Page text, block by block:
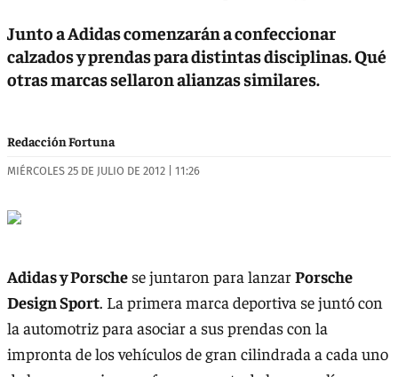
Junto a Adidas comenzarán a confeccionar
calzados y prendas para distintas disciplinas. Qué
otras marcas sellaron alianzas similares.
Redacción Fortuna
MIÉRCOLES 25 DE JULIO DE 2012 | 11:26
Adidas y Porsche se juntaron para lanzarPorsche
Design Sport. La primera marca deportiva se juntó con
la automotriz para asociar a sus prendas con la
impronta de los vehículos de gran cilindrada a cada uno